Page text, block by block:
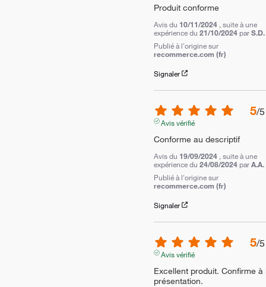
Produit conforme
Avis du 10/11/2024 , suite à une
expérience du 21/10/2024 parS.D.
Publié à l'origine sur
recommerce.com (fr)
Signaler
5/5
Avis vérifié
Conforme au descriptif
Avis du 19/09/2024 , suite à une
expérience du 24/08/2024 parA.A.
Publié à l'origine sur
recommerce.com (fr)
Signaler
5/5
Avis vérifié
Excellent produit. Confirme à
présentation.